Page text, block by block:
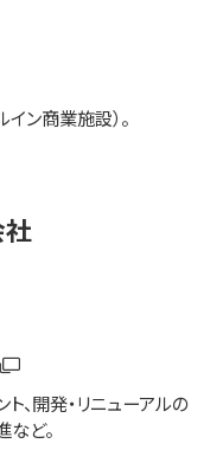
ン商業施設）。
社
、開発・リニューアルの
など。